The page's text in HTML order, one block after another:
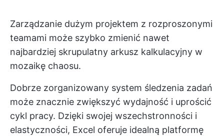
Zarządzanie dużym projektem z rozproszonymi
teamami może szybko zmienić nawet
najbardziej skrupulatny arkusz kalkulacyjny w
mozaikę chaosu.
Dobrze zorganizowany system śledzenia zadań
może znacznie zwiększyć wydajność i uprościć
cykl pracy. Dzięki swojej wszechstronności i
elastyczności, Excel oferuje idealną platformę